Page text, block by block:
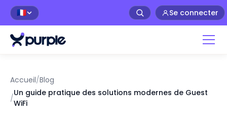
🇫🇷 Se connecter
Accueil/Blog
/
Un guide pratique des solutions modernes de Guest
WiFi